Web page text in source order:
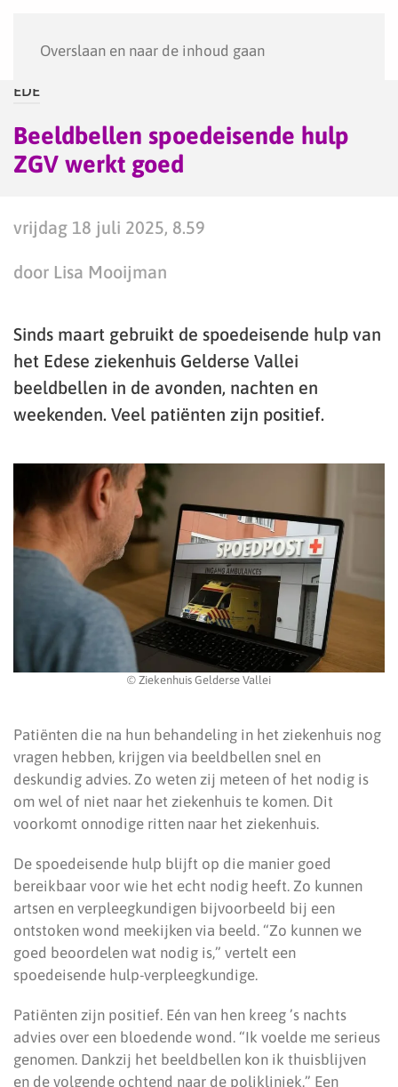
Overslaan en naar de inhoud gaan
EDE
Beeldbellen spoedeisende hulp
ZGV werkt goed
vrijdag 18 juli 2025, 8.59
door Lisa Mooijman
Sinds maart gebruikt de spoedeisende hulp van
het Edese ziekenhuis Gelderse Vallei
beeldbellen in de avonden, nachten en
weekenden. Veel patiënten zijn positief.
© Ziekenhuis Gelderse Vallei
Patiënten die na hun behandeling in het ziekenhuis nog
vragen hebben, krijgen via beeldbellen snel en
deskundig advies. Zo weten zij meteen of het nodig is
om wel of niet naar het ziekenhuis te komen. Dit
voorkomt onnodige ritten naar het ziekenhuis.
De spoedeisende hulp blijft op die manier goed
bereikbaar voor wie het echt nodig heeft. Zo kunnen
artsen en verpleegkundigen bijvoorbeeld bij een
ontstoken wond meekijken via beeld. “Zo kunnen we
goed beoordelen wat nodig is,” vertelt een
spoedeisende hulp-verpleegkundige.
Patiënten zijn positief. Eén van hen kreeg ’s nachts
advies over een bloedende wond. “Ik voelde me serieus
genomen. Dankzij het beeldbellen kon ik thuisblijven
en de volgende ochtend naar de polikliniek.” Een